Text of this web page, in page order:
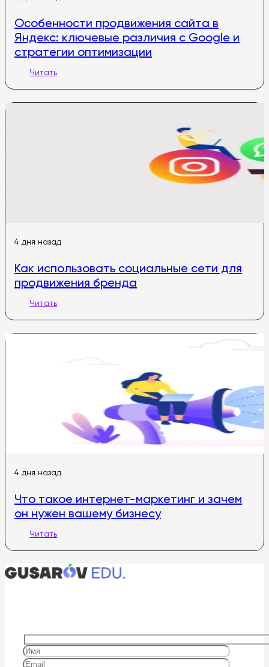
Особенности продвижения сайта в
Яндекс: ключевые различия с Google и
стратегии оптимизации
Читать
4 дня назад
Как использовать социальные сети для
продвижения бренда
Читать
4 дня назад
Что такое интернет-маркетинг и зачем
он нужен вашему бизнесу
Читать